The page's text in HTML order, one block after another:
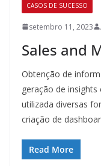
CASOS DE SUCESSO
setembro 11, 2023
Sales and
Obtenção de
geração de
utilizada diversas
criação de
Read More